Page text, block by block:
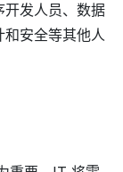
开发人员、数据
安全等其他人